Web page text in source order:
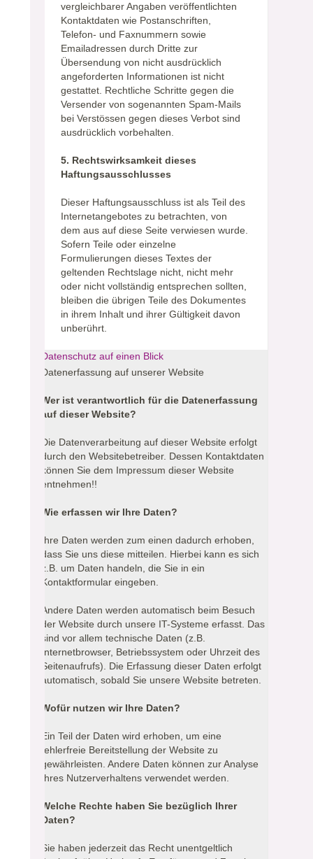
vergleichbarer Angaben veröffentlichten
Kontaktdaten wie Postanschriften,
Telefon- und Faxnummern sowie
Emailadressen durch Dritte zur
Übersendung von nicht ausdrücklich
angeforderten Informationen ist nicht
gestattet. Rechtliche Schritte gegen die
Versender von sogenannten Spam-Mails
bei Verstössen gegen dieses Verbot sind
ausdrücklich vorbehalten.
5. Rechtswirksamkeit dieses
Haftungsausschlusses
Dieser Haftungsausschluss ist als Teil des
Internetangebotes zu betrachten, von
dem aus auf diese Seite verwiesen wurde.
Sofern Teile oder einzelne
Formulierungen dieses Textes der
geltenden Rechtslage nicht, nicht mehr
oder nicht vollständig entsprechen sollten,
bleiben die übrigen Teile des Dokumentes
in ihrem Inhalt und ihrer Gültigkeit davon
unberührt.
Datenschutz auf einen Blick
Datenerfassung auf unserer Website
Wer ist verantwortlich für die Datenerfassung
auf dieser Website?
Die Datenverarbeitung auf dieser Website erfolgt
durch den Websitebetreiber. Dessen Kontaktdaten
können Sie dem Impressum dieser Website
entnehmen!!
Wie erfassen wir Ihre Daten?
Ihre Daten werden zum einen dadurch erhoben,
dass Sie uns diese mitteilen. Hierbei kann es sich
z.B. um Daten handeln, die Sie in ein
Kontaktformular eingeben.
Andere Daten werden automatisch beim Besuch
der Website durch unsere IT-Systeme erfasst. Das
sind vor allem technische Daten (z.B.
Internetbrowser, Betriebssystem oder Uhrzeit des
Seitenaufrufs). Die Erfassung dieser Daten erfolgt
automatisch, sobald Sie unsere Website betreten.
Wofür nutzen wir Ihre Daten?
Ein Teil der Daten wird erhoben, um eine
fehlerfreie Bereitstellung der Website zu
gewährleisten. Andere Daten können zur Analyse
Ihres Nutzerverhaltens verwendet werden.
Welche Rechte haben Sie bezüglich Ihrer
Daten?
Sie haben jederzeit das Recht unentgeltlich